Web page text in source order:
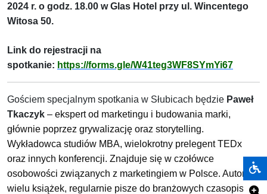
2024 r. o godz. 18.00 w Glas Hotel przy ul. Wincentego
Witosa 50.
Link do rejestracji na
spotkanie: https://forms.gle/W41teg3WF8SYmYi67
Gościem specjalnym spotkania w Słubicach będzie Paweł
Tkaczyk – ekspert od marketingu i budowania marki,
głównie poprzez grywalizację oraz storytelling.
Wykładowca studiów MBA, wielokrotny prelegent TEDx
oraz innych konferencji. Znajduje się w czołówce
osobowości związanych z marketingiem w Polsce. Autor
wielu książek, regularnie pisze do branżowych czasopism.